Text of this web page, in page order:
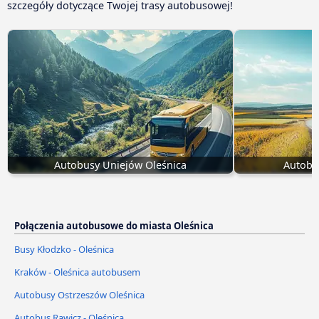
szczegóły dotyczące Twojej trasy autobusowej!
Autobusy Uniejów Oleśnica
Połączenia autobusowe do miasta Oleśnica
Busy Kłodzko - Oleśnica
Kraków - Oleśnica autobusem
Autobusy Ostrzeszów Oleśnica